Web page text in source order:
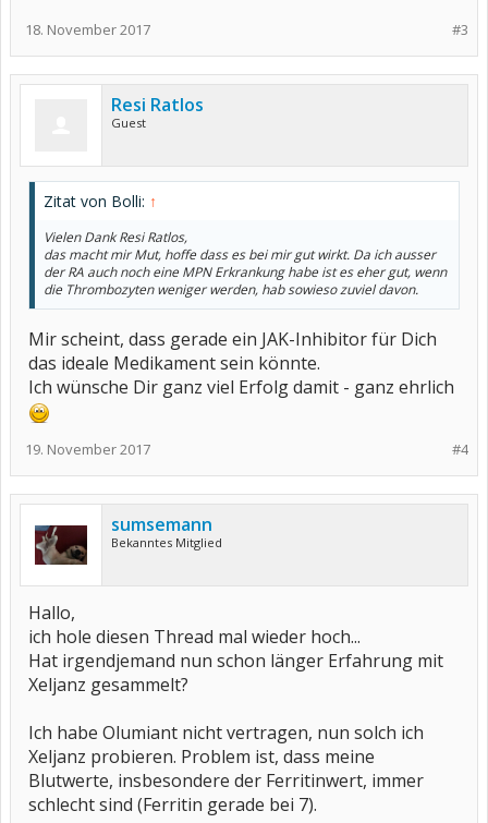
#3
18. November 2017
Resi Ratlos
Guest
Zitat von Bolli: ↑
Vielen Dank Resi Ratlos,
das macht mir Mut, hoffe dass es bei mir gut wirkt. Da ich ausser
der RA auch noch eine MPN Erkrankung habe ist es eher gut, wenn
die Thrombozyten weniger werden, hab sowieso zuviel davon.
Mir scheint, dass gerade ein JAK-Inhibitor für Dich
das ideale Medikament sein könnte.
Ich wünsche Dir ganz viel Erfolg damit - ganz ehrlich
#4
19. November 2017
sumsemann
Bekanntes Mitglied
Hallo,
ich hole diesen Thread mal wieder hoch...
Hat irgendjemand nun schon länger Erfahrung mit
Xeljanz gesammelt?
Ich habe Olumiant nicht vertragen, nun solch ich
Xeljanz probieren. Problem ist, dass meine
Blutwerte, insbesondere der Ferritinwert, immer
schlecht sind (Ferritin gerade bei 7).